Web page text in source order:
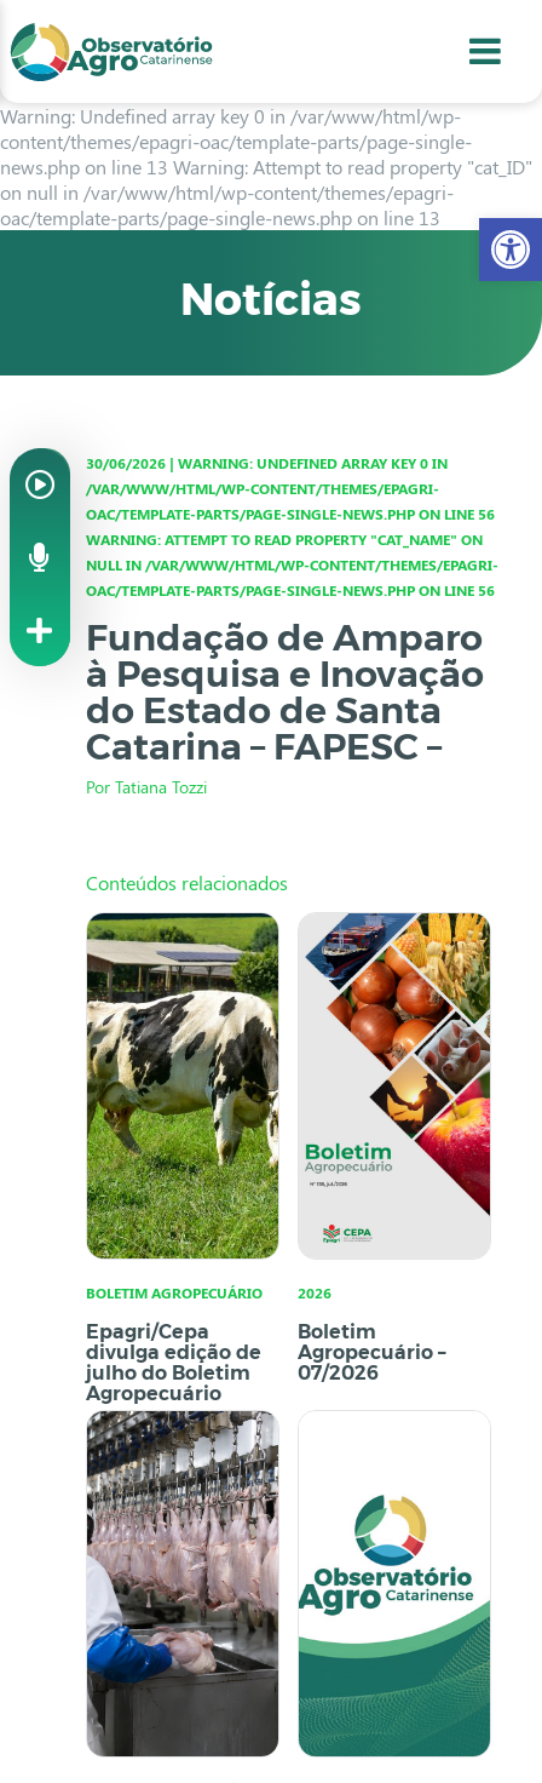
2
3
4
Warning: Undefined array key 0 in /var/www/html/wp-
content/themes/epagri-oac/template-parts/page-single-
news.php on line 13 Warning: Attempt to read property "cat_ID"
on null in /var/www/html/wp-content/themes/epagri-
oac/template-parts/page-single-news.php on line 13
Notícias
30/06/2026 | WARNING: UNDEFINED ARRAY KEY 0 IN
/VAR/WWW/HTML/WP-CONTENT/THEMES/EPAGRI-
OAC/TEMPLATE-PARTS/PAGE-SINGLE-NEWS.PHP ON LINE 56
WARNING: ATTEMPT TO READ PROPERTY "CAT_NAME" ON
NULL IN /VAR/WWW/HTML/WP-CONTENT/THEMES/EPAGRI-
OAC/TEMPLATE-PARTS/PAGE-SINGLE-NEWS.PHP ON LINE 56
Fundação de Amparo
à Pesquisa e Inovação
do Estado de Santa
Catarina – FAPESC –
Por Tatiana Tozzi
Conteúdos relacionados
BOLETIM AGROPECUÁRIO
Epagri/Cepa
divulga edição de
julho do Boletim
Agropecuário
2026
Boletim
Agropecuário –
07/2026